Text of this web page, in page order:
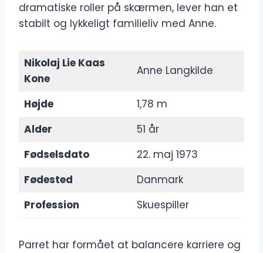
dramatiske roller på skærmen, lever han et
stabilt og lykkeligt familieliv med Anne.
Nikolaj Lie Kaas
Kone
Anne Langkilde
Højde
1,78 m
Alder
51 år
Fødselsdato
22. maj 1973
Fødested
Danmark
Profession
Skuespiller
Parret har formået at balancere karriere og